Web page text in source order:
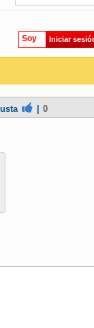
Soy Iniciar
0